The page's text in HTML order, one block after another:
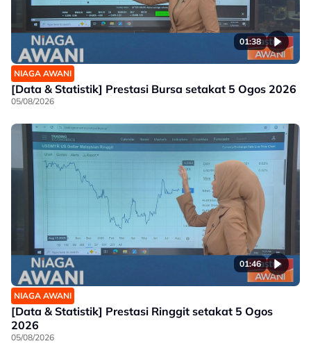
01:38
NIAGA AWANI
[Data & Statistik] Prestasi Bursa setakat 5 Ogos 2026
05/08/2026
01:46
NIAGA AWANI
[Data & Statistik] Prestasi Ringgit setakat 5 Ogos
2026
05/08/2026